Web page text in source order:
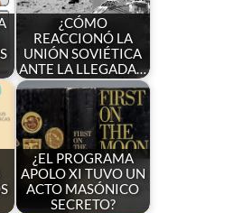
¿CÓMO
REACCIONÓ LA
UNIÓN SOVIÉTICA
ANTE LA LLEGADA…
¿EL PROGRAMA
APOLO XI TUVO UN
ACTO MASÓNICO
SECRETO?